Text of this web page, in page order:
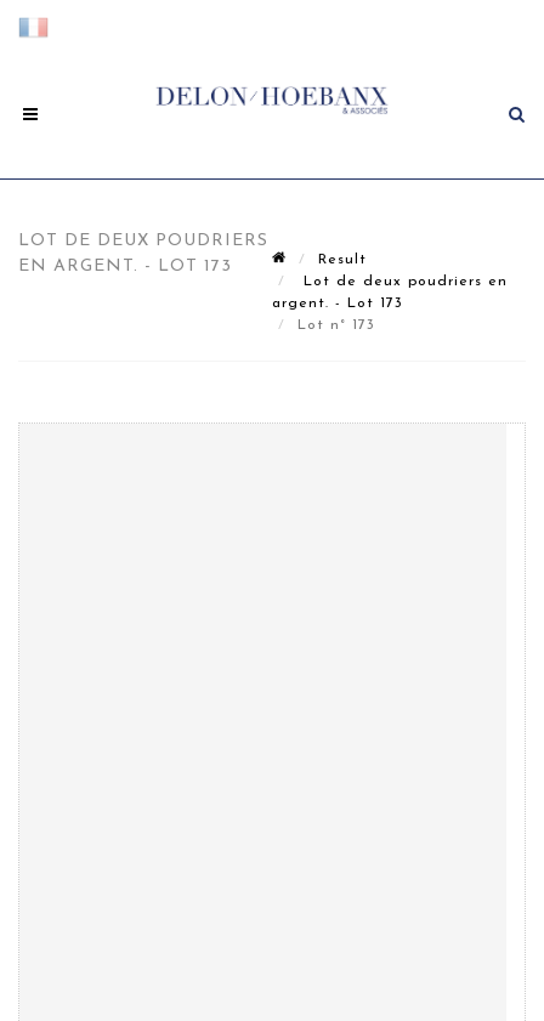
LOT DE DEUX POUDRIERS
EN ARGENT. - LOT 173
Result
Lot de deux poudriers en
argent. - Lot 173
Lot n° 173